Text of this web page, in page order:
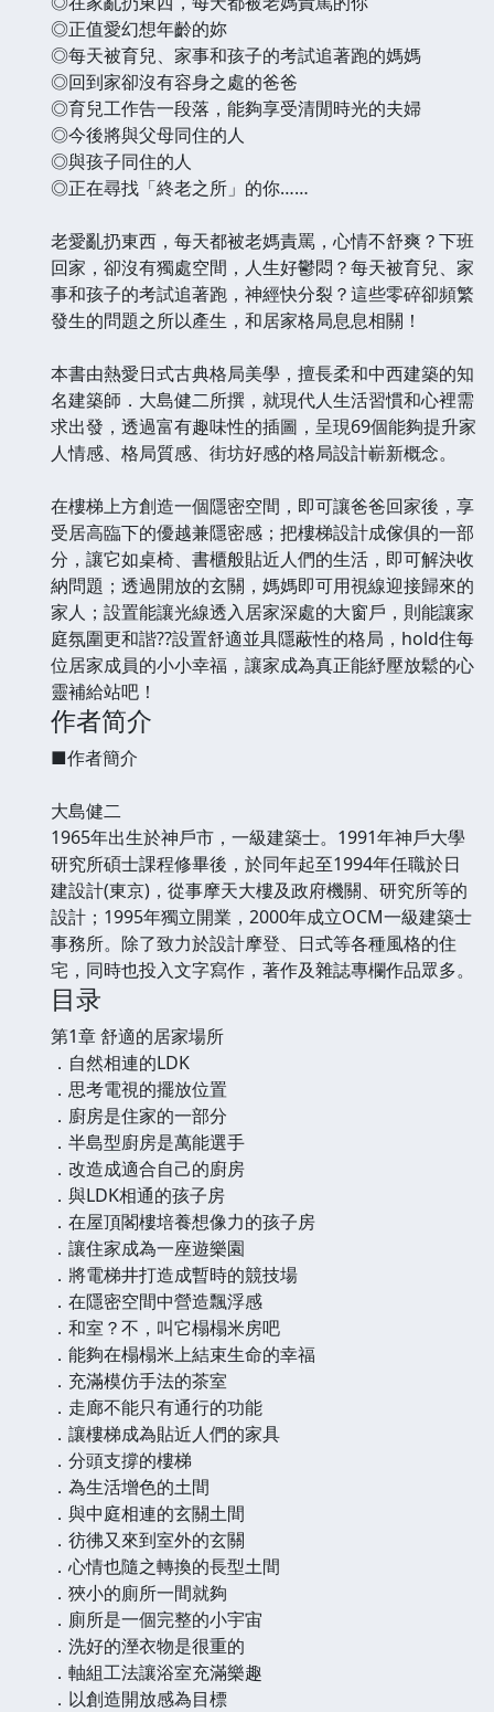
◎正值愛幻想年齡的妳
◎每天被育兒、家事和孩子的考試追著跑的媽媽
◎回到家卻沒有容身之處的爸爸
◎育兒工作告一段落，能夠享受清閒時光的夫婦
◎今後將與父母同住的人
◎與孩子同住的人
◎正在尋找「終老之所」的你……
老愛亂扔東西，每天都被老媽責罵，心情不舒爽？下班
回家，卻沒有獨處空間，人生好鬱悶？每天被育兒、家
事和孩子的考試追著跑，神經快分裂？這些零碎卻頻繁
發生的問題之所以產生，和居家格局息息相關！
本書由熱愛日式古典格局美學，擅長柔和中西建築的知
名建築師．大島健二所撰，就現代人生活習慣和心裡需
求出發，透過富有趣味性的插圖，呈現69個能夠提升家
人情感、格局質感、街坊好感的格局設計嶄新概念。
在樓梯上方創造一個隱密空間，即可讓爸爸回家後，享
受居高臨下的優越兼隱密感；把樓梯設計成傢俱的一部
分，讓它如桌椅、書櫃般貼近人們的生活，即可解決收
納問題；透過開放的玄關，媽媽即可用視線迎接歸來的
家人；設置能讓光線透入居家深處的大窗戶，則能讓家
庭氛圍更和諧??設置舒適並具隱蔽性的格局，hold住每
位居家成員的小小幸福，讓家成為真正能紓壓放鬆的心
靈補給站吧！
作者简介
■作者簡介
大島健二
1965年出生於神戶市，一級建築士。1991年神戶大學
研究所碩士課程修畢後，於同年起至1994年任職於日
建設計(東京)，從事摩天大樓及政府機關、研究所等的
設計；1995年獨立開業，2000年成立OCM一級建築士
事務所。除了致力於設計摩登、日式等各種風格的住
宅，同時也投入文字寫作，著作及雜誌專欄作品眾多。
目录
第1章 舒適的居家場所
．自然相連的LDK
．思考電視的擺放位置
．廚房是住家的一部分
．半島型廚房是萬能選手
．改造成適合自己的廚房
．與LDK相通的孩子房
．在屋頂閣樓培養想像力的孩子房
．讓住家成為一座遊樂園
．將電梯井打造成暫時的競技場
．在隱密空間中營造飄浮感
．和室？不，叫它榻榻米房吧
．能夠在榻榻米上結束生命的幸福
．充滿模仿手法的茶室
．走廊不能只有通行的功能
．讓樓梯成為貼近人們的家具
．分頭支撐的樓梯
．為生活增色的土間
．與中庭相連的玄關土間
．彷彿又來到室外的玄關
．心情也隨之轉換的長型土間
．狹小的廁所一間就夠
．廁所是一個完整的小宇宙
．洗好的溼衣物是很重的
．軸組工法讓浴室充滿樂趣
．以創造開放感為目標